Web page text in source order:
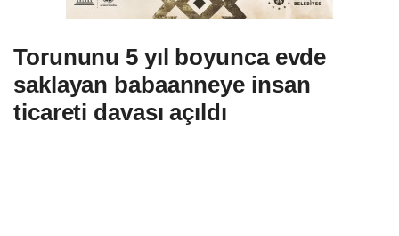
Torununu 5 yıl boyunca evde
saklayan babaanneye insan
ticareti davası açıldı